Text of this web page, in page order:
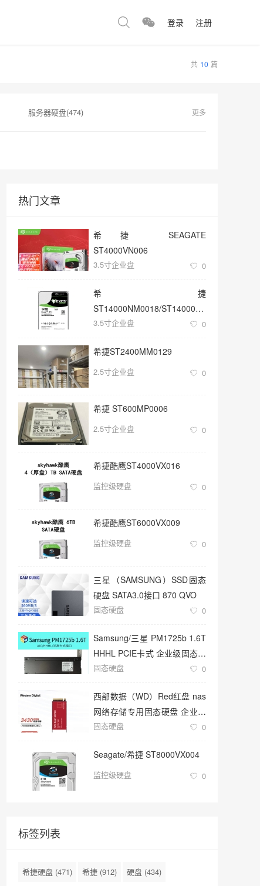
登录 注册
共 10 篇
服务器硬盘(474) 更多
热门文章
希捷 SEAGATE
ST4000VN006
3.5寸企业盘 0
希捷
ST14000NM0018/ST14000NM001G
3.5寸SATA 14TB硬盘
3.5寸企业盘 0
希捷ST2400MM0129
2.5寸企业盘 0
希捷 ST600MP0006
2.5寸企业盘 0
希捷酷鹰ST4000VX016
监控级硬盘 0
希捷酷鹰ST6000VX009
监控级硬盘 0
三星（SAMSUNG）SSD固态
硬盘 SATA3.0接口 870 QVO
固态硬盘 0
Samsung/三星 PM1725b 1.6T
HHHL PCIE卡式 企业级固态硬
盘
固态硬盘 0
西部数据（WD）Red红盘 nas
网络存储专用固态硬盘 企业级
服务器
固态硬盘 0
Seagate/希捷 ST8000VX004
监控级硬盘 0
标签列表
希捷硬盘 (471) 希捷 (912) 硬盘 (434)